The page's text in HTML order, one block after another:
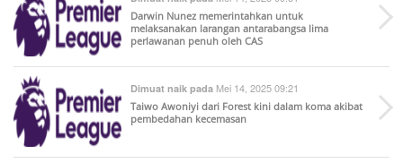
Darwin Nunez memerintahkan untuk
melaksanakan larangan antarabangsa lima
perlawanan penuh oleh CAS
Dimuat naik pada Mei 14, 2025 09:21
Taiwo Awoniyi dari Forest kini dalam koma akibat
pembedahan kecemasan